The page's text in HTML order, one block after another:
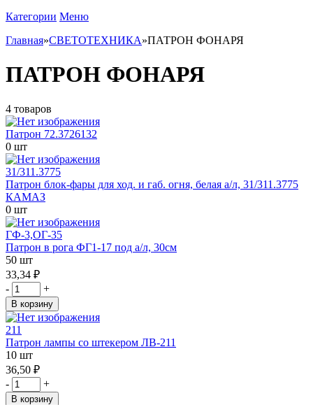
Категории Меню
Главная»СВЕТОТЕХНИКА»ПАТРОН ФОНАРЯ
ПАТРОН ФОНАРЯ
4 товаров
Патрон 72.3726132
0 шт
31/311.3775
Патрон блок-фары для ход. и габ. огня, белая а/л, 31/311.3775
КАМАЗ
0 шт
ГФ-3,ОГ-35
Патрон в рога ФГ1-17 под а/л, 30см
50 шт
33,34 ₽
-
+
В корзину
211
Патрон лампы со штекером ЛВ-211
10 шт
36,50 ₽
-
+
В корзину